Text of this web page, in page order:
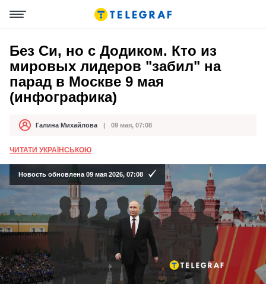
Без Си, но с Додиком. Кто из
мировых лидеров "забил" на
парад в Москве 9 мая
(инфографика)
АвторГалина Михайлова
Дата публикации 09 мая, 07:08
ЧИТАТИ УКРАЇНСЬКОЮ
Новость обновлена 09 мая 2026, 07:08